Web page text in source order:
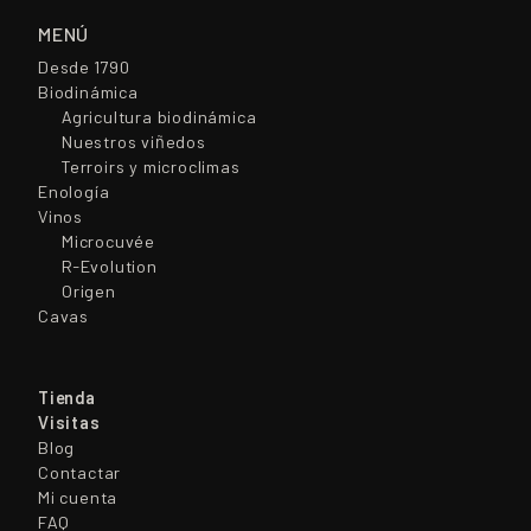
MENÚ
Desde 1790
Biodinámica
Agricultura biodinámica
Nuestros viñedos
Terroirs y microclimas
Enología
Vinos
Microcuvée
R-Evolution
Origen
Cavas
Tienda
Visitas
Blog
Contactar
Mi cuenta
FAQ